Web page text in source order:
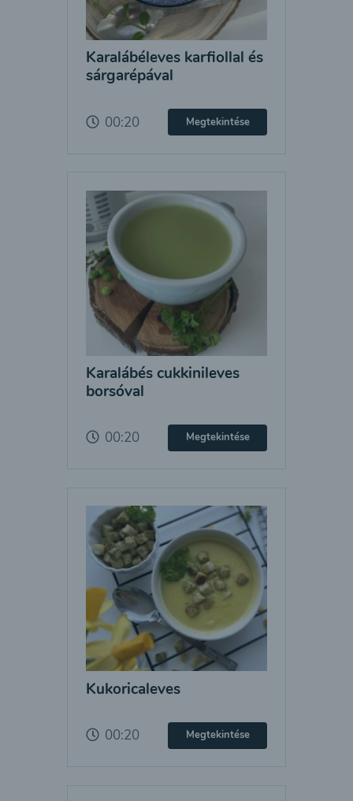
Karalábéleves karfiollal és
sárgarépával
00:20 Megtekintése
Karalábés cukkinileves
borsóval
00:20 Megtekintése
Kukoricaleves
00:20 Megtekintése